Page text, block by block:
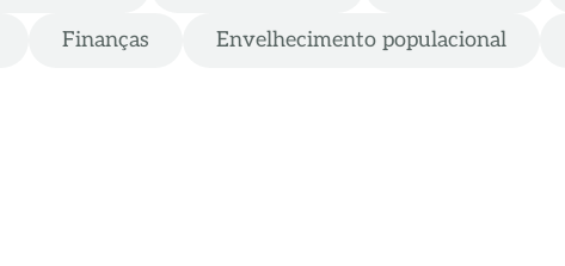
Finanças Envelhecimento populacional